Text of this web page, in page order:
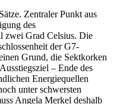
Zentraler Punkt aus
des
zwei Grad Celsius. Die
der G7-
Grund, die Sektkorken
– Ende des
Energiequellen
unter schwersten
Angela Merkel deshalb